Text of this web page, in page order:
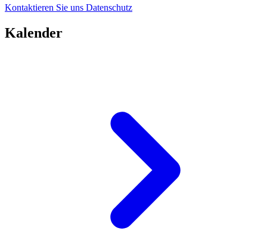
Kontaktieren Sie uns Datenschutz
Kalender